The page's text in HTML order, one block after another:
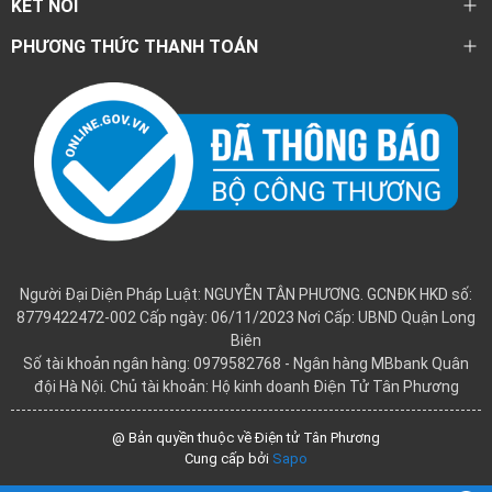
KẾT NỐI
PHƯƠNG THỨC THANH TOÁN
Người Đại Diện Pháp Luật: NGUYỄN TÂN PHƯƠNG. GCNĐK HKD số:
8779422472-002 Cấp ngày: 06/11/2023 Nơi Cấp: UBND Quận Long
Biên
Số tài khoản ngân hàng: 0979582768 - Ngân hàng MBbank Quân
đội Hà Nội. Chủ tài khoản: Hộ kinh doanh Điện Tử Tân Phương
@ Bản quyền thuộc về Điện tử Tân Phương
Cung cấp bởi Sapo